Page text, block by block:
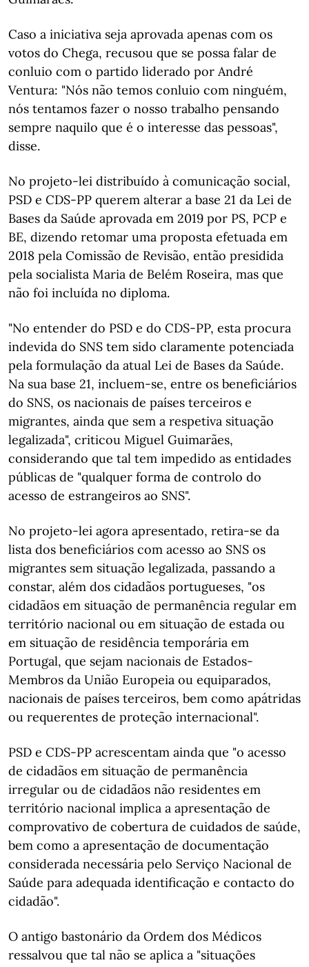
Caso a iniciativa seja aprovada apenas com os
votos do Chega, recusou que se possa falar de
conluio com o partido liderado por André
Ventura: "Nós não temos conluio com ninguém,
nós tentamos fazer o nosso trabalho pensando
sempre naquilo que é o interesse das pessoas",
disse.
No projeto-lei distribuído à comunicação social,
PSD e CDS-PP querem alterar a base 21 da Lei de
Bases da Saúde aprovada em 2019 por PS, PCP e
BE, dizendo retomar uma proposta efetuada em
2018 pela Comissão de Revisão, então presidida
pela socialista Maria de Belém Roseira, mas que
não foi incluída no diploma.
"No entender do PSD e do CDS-PP, esta procura
indevida do SNS tem sido claramente potenciada
pela formulação da atual Lei de Bases da Saúde.
Na sua base 21, incluem-se, entre os beneficiários
do SNS, os nacionais de países terceiros e
migrantes, ainda que sem a respetiva situação
legalizada", criticou Miguel Guimarães,
considerando que tal tem impedido as entidades
públicas de "qualquer forma de controlo do
acesso de estrangeiros ao SNS".
No projeto-lei agora apresentado, retira-se da
lista dos beneficiários com acesso ao SNS os
migrantes sem situação legalizada, passando a
constar, além dos cidadãos portugueses, "os
cidadãos em situação de permanência regular em
território nacional ou em situação de estada ou
em situação de residência temporária em
Portugal, que sejam nacionais de Estados-
Membros da União Europeia ou equiparados,
nacionais de países terceiros, bem como apátridas
ou requerentes de proteção internacional".
PSD e CDS-PP acrescentam ainda que "o acesso
de cidadãos em situação de permanência
irregular ou de cidadãos não residentes em
território nacional implica a apresentação de
comprovativo de cobertura de cuidados de saúde,
bem como a apresentação de documentação
considerada necessária pelo Serviço Nacional de
Saúde para adequada identificação e contacto do
cidadão".
O antigo bastonário da Ordem dos Médicos
ressalvou que tal não se aplica a "situações